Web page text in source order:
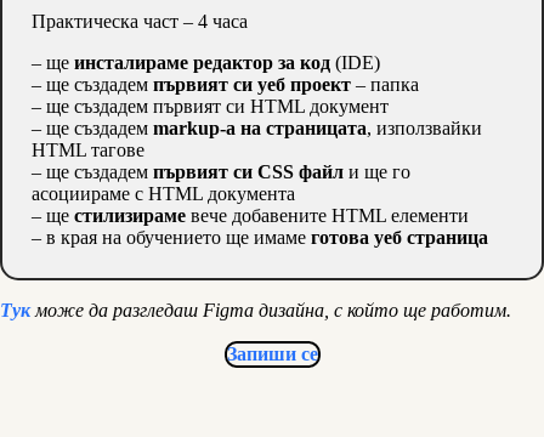
Практическа част – 4 часа
– ще инсталираме редактор за код (IDE)
– ще създадем първият си уеб проект – папка
– ще създадем първият си HTML документ
– ще създадем markup-a на страницата, използвайки
HTML тагове
– ще създадем първият си CSS файл и ще го
асоциираме с HTML документа
– ще стилизираме вече добавените HTML елементи
– в края на обучението ще имаме готова уеб страница
Тукможе да разгледаш Figma дизайна, с който ще работим.
Запиши се